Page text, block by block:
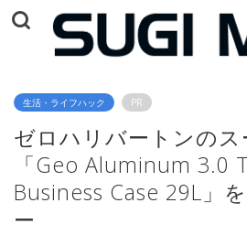
生活・ライフハック PR
ゼロハリバートンのス
「Geo Aluminum 3.0
Business Case 29L」
ー